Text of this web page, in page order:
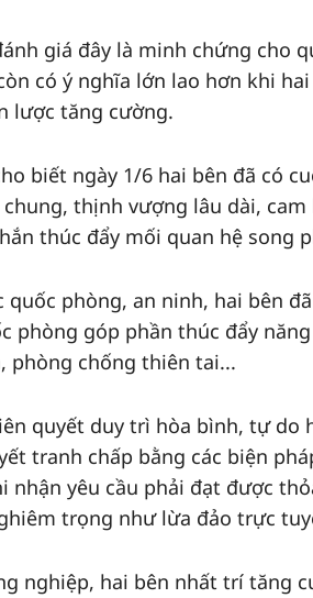
giá đây là minh chứng cho
có ý nghĩa lớn lao hơn khi
lược tăng cường.
biết ngày 1/6 hai bên đã có
thịnh vượng lâu dài,
thúc đẩy mối quan hệ song
phòng, an ninh, hai bên
phòng góp phần thúc đẩy
phòng chống thiên tai...
quyết duy trì hòa bình, tự do
tranh chấp bằng các biện
nhận yêu cầu phải đạt được
trọng như lừa đảo trực
nghiệp, hai bên nhất trí tăng